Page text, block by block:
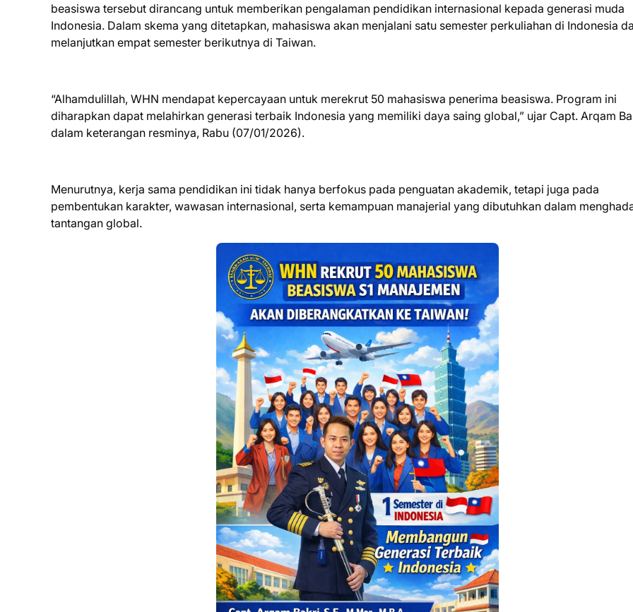
beasiswa tersebut dirancang untuk memberikan pengalaman pendidikan internasional kepada generasi muda
Indonesia. Dalam skema yang ditetapkan, mahasiswa akan menjalani satu semester perkuliahan di Indonesia
melanjutkan empat semester berikutnya di Taiwan.
“Alhamdulillah, WHN mendapat kepercayaan untuk merekrut 50 mahasiswa penerima beasiswa. Program ini
diharapkan dapat melahirkan generasi terbaik Indonesia yang memiliki daya saing global,” ujar Capt. Arqam
dalam keterangan resminya, Rabu (07/01/2026).
Menurutnya, kerja sama pendidikan ini tidak hanya berfokus pada penguatan akademik, tetapi juga pada
pembentukan karakter, wawasan internasional, serta kemampuan manajerial yang dibutuhkan dalam
tantangan global.